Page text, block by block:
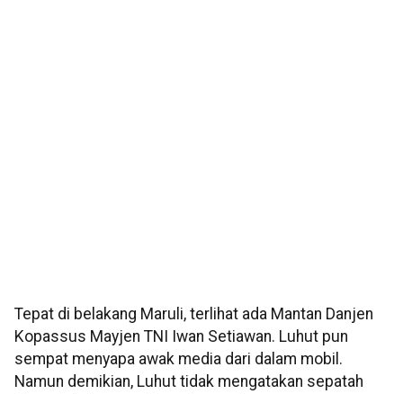
Tepat di belakang Maruli, terlihat ada Mantan Danjen
Kopassus Mayjen TNI Iwan Setiawan. Luhut pun
sempat menyapa awak media dari dalam mobil.
Namun demikian, Luhut tidak mengatakan sepatah